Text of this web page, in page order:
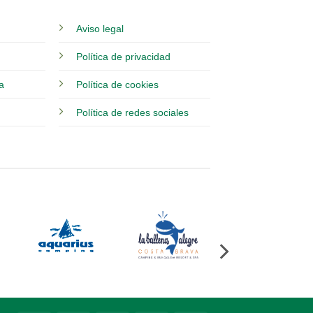
Aviso legal
Política de privacidad
Política de cookies
Política de redes sociales